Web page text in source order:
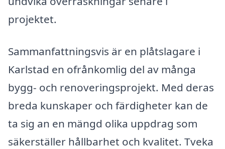
projektet.
Sammanfattningsvis är en plåtslagare i
Karlstad en ofrånkomlig del av många
bygg- och renoveringsprojekt. Med deras
breda kunskaper och färdigheter kan de
ta sig an en mängd olika uppdrag som
säkerställer hållbarhet och kvalitet. Tveka